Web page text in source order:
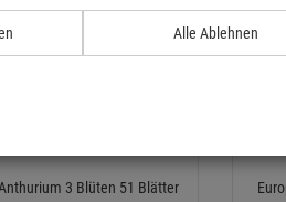
Relevanz
3 Blüten 51 Blätter
Alle Ablehnen